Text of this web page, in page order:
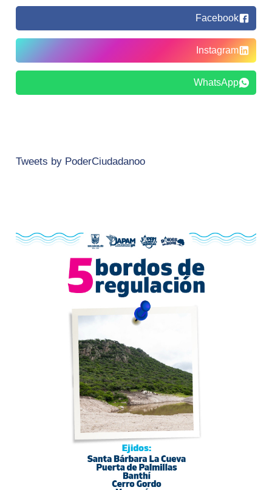
Facebook
Instagram
WhatsApp
Tweets by PoderCiudadanoo